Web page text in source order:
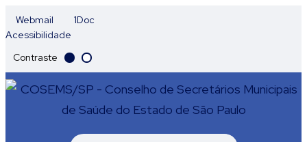
Webmail
1Doc
Acessibilidade
Contraste